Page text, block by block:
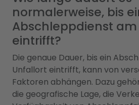
normalerweise, bis
Abschleppdienst
eintrifft?
Die genaue Dauer, bis ein
Unfallort eintrifft, kann von
Faktoren abhängen. Dazu
die geografische Lage, die